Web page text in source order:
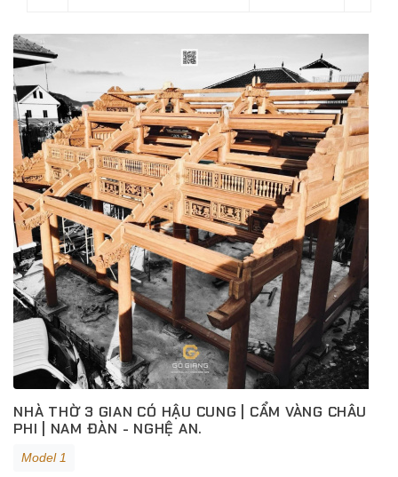
NHÀ THỜ 3 GIAN CÓ HẬU CUNG | CẨM VÀNG CHÂU
PHI | NAM ĐÀN - NGHỆ AN.
Model 1